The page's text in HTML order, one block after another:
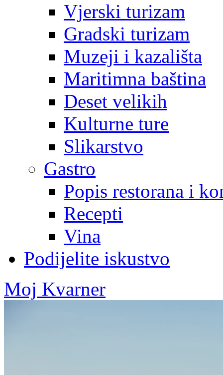
Vjerski turizam
Gradski turizam
Muzeji i kazališta
Maritimna baština
Deset velikih
Kulturne ture
Slikarstvo
Gastro
Popis restorana i
Recepti
Vina
Podijelite iskustvo
Moj Kvarner